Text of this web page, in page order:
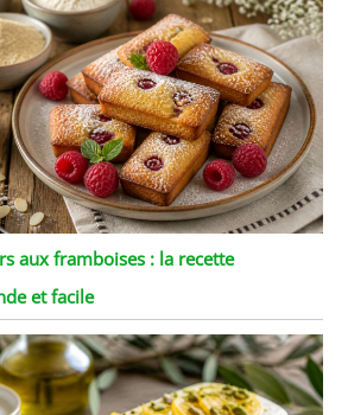
aux framboises : la recette
et facile